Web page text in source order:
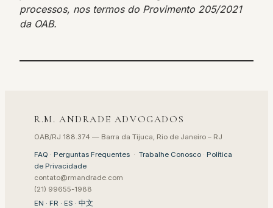
processos, nos termos do Provimento 205/2021
da OAB.
R.M. ANDRADE ADVOGADOS
OAB/RJ 188.374 — Barra da Tijuca, Rio de Janeiro – RJ
FAQ · Perguntas Frequentes · Trabalhe Conosco · Política
de Privacidade
contato@rmandrade.com
(21) 99655-1988
EN · FR · ES · 中文